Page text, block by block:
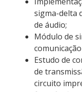
sigma-delta
de áudio;
Módulo de
Estudo de
de
circuito